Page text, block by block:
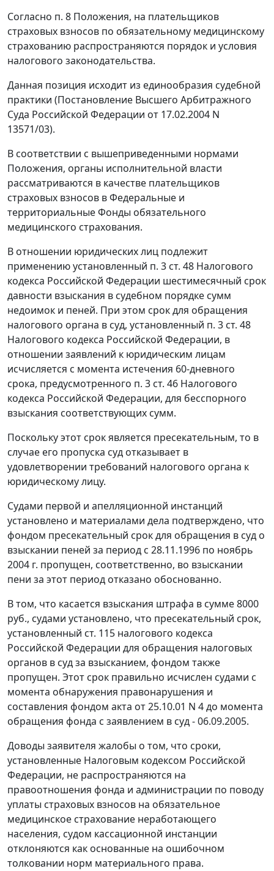
Согласно п. 8 Положения, на плательщиков
страховых взносов по обязательному медицинскому
страхованию распространяются порядок и условия
налогового законодательства.
Данная позиция исходит из единообразия судебной
практики (Постановление Высшего Арбитражного
Суда Российской Федерации от 17.02.2004 N
13571/03).
В соответствии с вышеприведенными нормами
Положения, органы исполнительной власти
рассматриваются в качестве плательщиков
страховых взносов в Федеральные и
территориальные Фонды обязательного
медицинского страхования.
В отношении юридических лиц подлежит
применению установленный п. 3 ст. 48 Налогового
кодекса Российской Федерации шестимесячный срок
давности взыскания в судебном порядке сумм
недоимок и пеней. При этом срок для обращения
налогового органа в суд, установленный п. 3 ст. 48
Налогового кодекса Российской Федерации, в
отношении заявлений к юридическим лицам
исчисляется с момента истечения 60-дневного
срока, предусмотренного п. 3 ст. 46 Налогового
кодекса Российской Федерации, для бесспорного
взыскания соответствующих сумм.
Поскольку этот срок является пресекательным, то в
случае его пропуска суд отказывает в
удовлетворении требований налогового органа к
юридическому лицу.
Судами первой и апелляционной инстанций
установлено и материалами дела подтверждено, что
фондом пресекательный срок для обращения в суд о
взыскании пеней за период с 28.11.1996 по ноябрь
2004 г. пропущен, соответственно, во взыскании
пени за этот период отказано обоснованно.
В том, что касается взыскания штрафа в сумме 8000
руб., судами установлено, что пресекательный срок,
установленный ст. 115 налогового кодекса
Российской Федерации для обращения налоговых
органов в суд за взысканием, фондом также
пропущен. Этот срок правильно исчислен судами с
момента обнаружения правонарушения и
составления фондом акта от 25.10.01 N 4 до момента
обращения фонда с заявлением в суд - 06.09.2005.
Доводы заявителя жалобы о том, что сроки,
установленные Налоговым кодексом Российской
Федерации, не распространяются на
правоотношения фонда и администрации по поводу
уплаты страховых взносов на обязательное
медицинское страхование неработающего
населения, судом кассационной инстанции
отклоняются как основанные на ошибочном
толковании норм материального права.